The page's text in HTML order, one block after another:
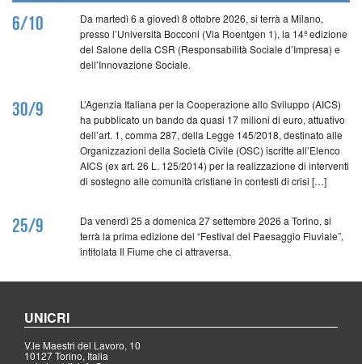
6/10
Da martedì 6 a giovedì 8 ottobre 2026, si terrà a Milano,
presso l’Università Bocconi (Via Roentgen 1), la 14ª edizione
del Salone della CSR (Responsabilità Sociale d’Impresa) e
dell’Innovazione Sociale.
30/9
L’Agenzia Italiana per la Cooperazione allo Sviluppo (AICS)
ha pubblicato un bando da quasi 17 milioni di euro, attuativo
dell’art. 1, comma 287, della Legge 145/2018, destinato alle
Organizzazioni della Società Civile (OSC) iscritte all’Elenco
AICS (ex art. 26 L. 125/2014) per la realizzazione di interventi
di sostegno alle comunità cristiane in contesti di crisi […]
25/9
Da venerdì 25 a domenica 27 settembre 2026 a Torino, si
terrà la prima edizione del “Festival del Paesaggio Fluviale”,
intitolata Il Fiume che ci attraversa.
UNICRI
V.le Maestri del Lavoro, 10
10127 Torino, Italia